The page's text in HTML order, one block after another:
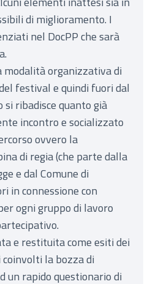
di miglioramento. I
nel DocPP che sarà
modalità organizzativa di
festival e quindi fuori dal
ribadisce quanto già
incontro e socializzato
ovvero la
di regia (che parte dalla
e dal Comune di
in connessione con
ogni gruppo di lavoro
e restituita come esiti dei
la bozza di
un rapido questionario di